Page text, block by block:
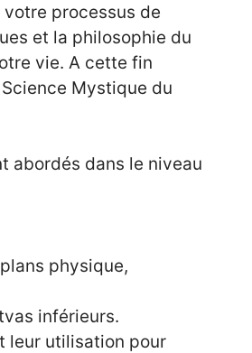
processus de
et la philosophie du
vie. A cette fin
Mystique du
abordés dans le niveau
physique,
inférieurs.
leur utilisation pour